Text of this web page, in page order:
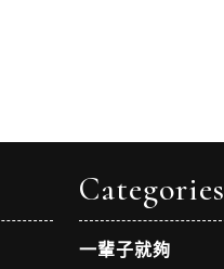
Categories
一輩子就夠